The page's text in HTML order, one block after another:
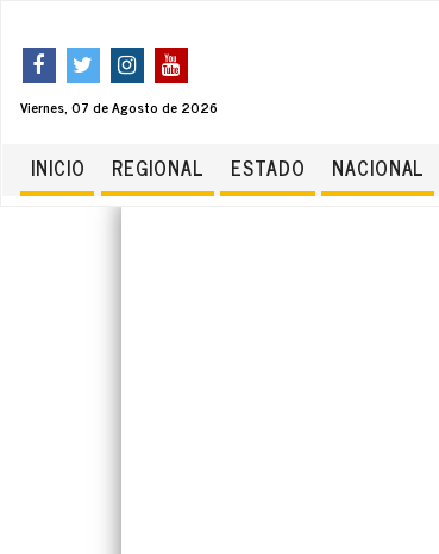
Viernes, 07 de Agosto de 2026
INICIO REGIONAL ESTADO NACIONAL